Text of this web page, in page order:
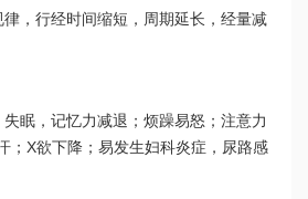
，行经时间缩短，周期延长，经量减
眠，记忆力减退；烦躁易怒；注意力
；X欲下降；易发生妇科炎症，尿路感